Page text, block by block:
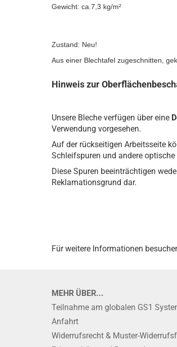
Gewicht: ca.7,3 kg/m²
Zustand: Neu!
Aus einer Blechtafel zugeschnitten,
Hinweis zur
Unsere Bleche verfügen über eine
Verwendung vorgesehen.
Auf der rückseitigen Arbeitsseite
Schleifspuren und andere
Diese Spuren beeinträchtigen
Reklamationsgrund dar.
Für weitere Informationen
MEHR ÜBER...
Teilnahme am globalen GS1
Anfahrt
Widerrufsrecht & Muster-